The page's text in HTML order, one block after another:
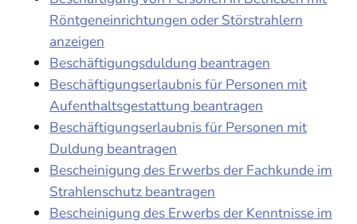
Röntgeneinrichtungen oder Störstrahlern
anzeigen
Beschäftigungsduldung beantragen
Beschäftigungserlaubnis für Personen mit
Aufenthaltsgestattung beantragen
Beschäftigungserlaubnis für Personen mit
Duldung beantragen
Bescheinigung des Erwerbs der Fachkunde im
Strahlenschutz beantragen
Bescheinigung des Erwerbs der Kenntnisse im